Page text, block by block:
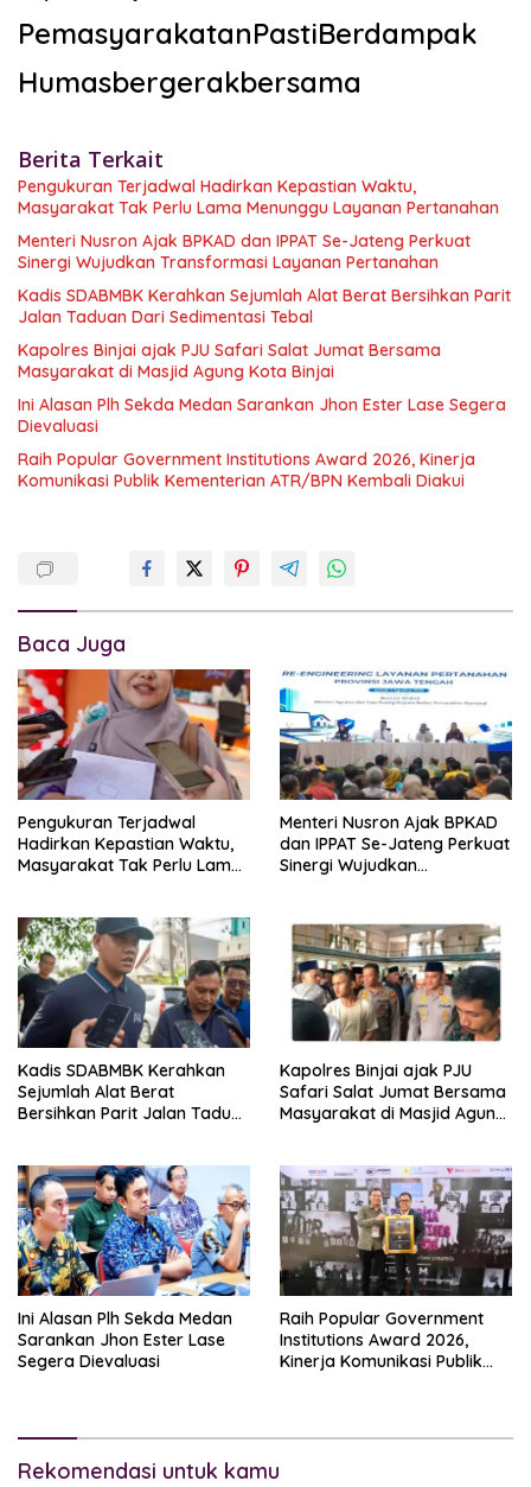
PemasyarakatanPastiBerdampak
Humasbergerakbersama
Berita Terkait
Pengukuran Terjadwal Hadirkan Kepastian Waktu,
Masyarakat Tak Perlu Lama Menunggu Layanan Pertanahan
Menteri Nusron Ajak BPKAD dan IPPAT Se-Jateng Perkuat
Sinergi Wujudkan Transformasi Layanan Pertanahan
Kadis SDABMBK Kerahkan Sejumlah Alat Berat Bersihkan Parit
Jalan Taduan Dari Sedimentasi Tebal
Kapolres Binjai ajak PJU Safari Salat Jumat Bersama
Masyarakat di Masjid Agung Kota Binjai
Ini Alasan Plh Sekda Medan Sarankan Jhon Ester Lase Segera
Dievaluasi
Raih Popular Government Institutions Award 2026, Kinerja
Komunikasi Publik Kementerian ATR/BPN Kembali Diakui
Baca Juga
Pengukuran Terjadwal
Hadirkan Kepastian Waktu,
Masyarakat Tak Perlu Lama
Menteri Nusron Ajak BPKAD
dan IPPAT Se-Jateng Perkuat
Sinergi Wujudkan
Kadis SDABMBK Kerahkan
Sejumlah Alat Berat
Bersihkan Parit Jalan Taduan
Kapolres Binjai ajak PJU
Safari Salat Jumat Bersama
Masyarakat di Masjid Agung
Ini Alasan Plh Sekda Medan
Sarankan Jhon Ester Lase
Segera Dievaluasi
Raih Popular Government
Institutions Award 2026,
Kinerja Komunikasi Publik
Rekomendasi untuk kamu